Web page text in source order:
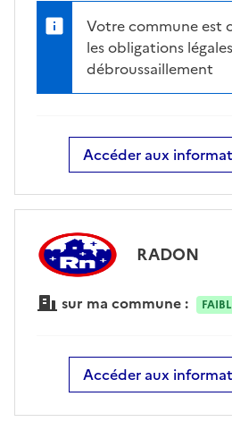
Votre commune est
les obligations
débroussaillement
Accéder aux
RADON
sur ma commune :
Accéder aux